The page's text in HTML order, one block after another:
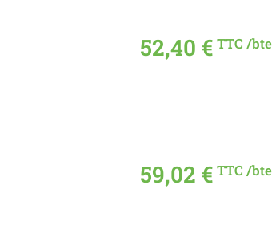
52,40 € TTC /bte
59,02 € TTC /bte